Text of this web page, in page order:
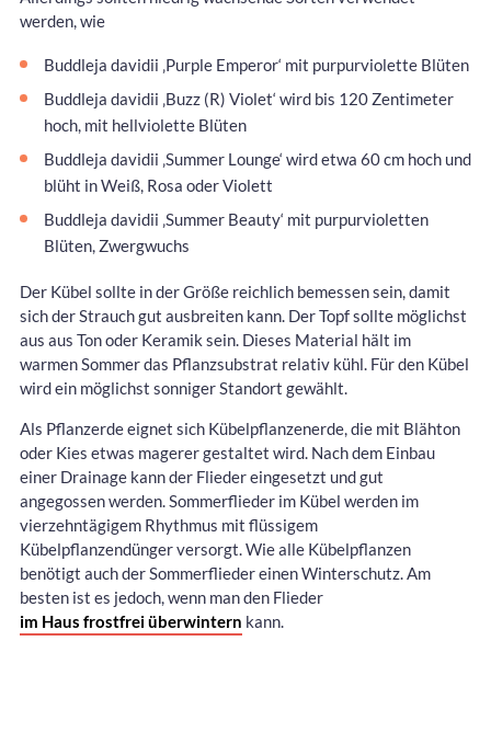
werden, wie
Buddleja davidii ‚Purple Emperor‘ mit purpurviolette Blüten
Buddleja davidii ‚Buzz (R) Violet‘ wird bis 120 Zentimeter
hoch, mit hellviolette Blüten
Buddleja davidii ‚Summer Lounge‘ wird etwa 60 cm hoch und
blüht in Weiß, Rosa oder Violett
Buddleja davidii ‚Summer Beauty‘ mit purpurvioletten
Blüten, Zwergwuchs
Der Kübel sollte in der Größe reichlich bemessen sein, damit
sich der Strauch gut ausbreiten kann. Der Topf sollte möglichst
aus aus Ton oder Keramik sein. Dieses Material hält im
warmen Sommer das Pflanzsubstrat relativ kühl. Für den Kübel
wird ein möglichst sonniger Standort gewählt.
Als Pflanzerde eignet sich Kübelpflanzenerde, die mit Blähton
oder Kies etwas magerer gestaltet wird. Nach dem Einbau
einer Drainage kann der Flieder eingesetzt und gut
angegossen werden. Sommerflieder im Kübel werden im
vierzehntägigem Rhythmus mit flüssigem
Kübelpflanzendünger versorgt. Wie alle Kübelpflanzen
benötigt auch der Sommerflieder einen Winterschutz. Am
besten ist es jedoch, wenn man den Flieder
im Haus frostfrei überwintern kann.